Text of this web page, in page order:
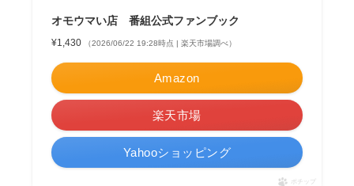
オモウマい店 番組公式ファンブック
¥1,430 （2026/06/22 19:28時点 | 楽天市場調べ）
Amazon
楽天市場
Yahooショッピング
ポチップ